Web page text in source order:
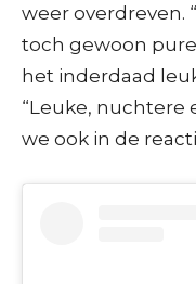
weer overdreven.
toch gewoon pure
het inderdaad
“Leuke, nuchtere
we ook in de